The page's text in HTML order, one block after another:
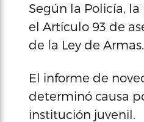
Según la Policía,
el Artículo 93 de
de la Ley de
El informe de
determinó causa
institución juvenil.